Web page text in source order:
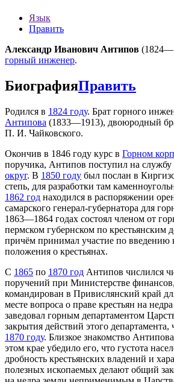
Язык
Править
Александр Иванович Антипов
горный инженер.
БиографияПравить
Родился в 1824 году. Брат горного
Антипова (1833—1913), двоюродный
П. И. Чайковского.
Окончив в 1846 году курс в Горном
поручика, Антипов поступил на службу
округ. В 1850 году был послан в
степь, для разработки там
1862 год находился в распоряжении
самарского генерал-губернатора для
1863—1864 годах состоял членом от
пермском губернском по крестьянским
причём принимал участие по введению
положения о крестьянах.
С 1865 по 1870 год Антипов числился
поручений при Министерстве
командирован в Привислянский край
месте вопроса о праве крестьян на
заведовал горным департаментом
закрытия действий этого департамента,
1870 году. Близкое знакомство
этом крае убедило его, что густота
дробность крестьянских владений и
полезных ископаемых делают общий